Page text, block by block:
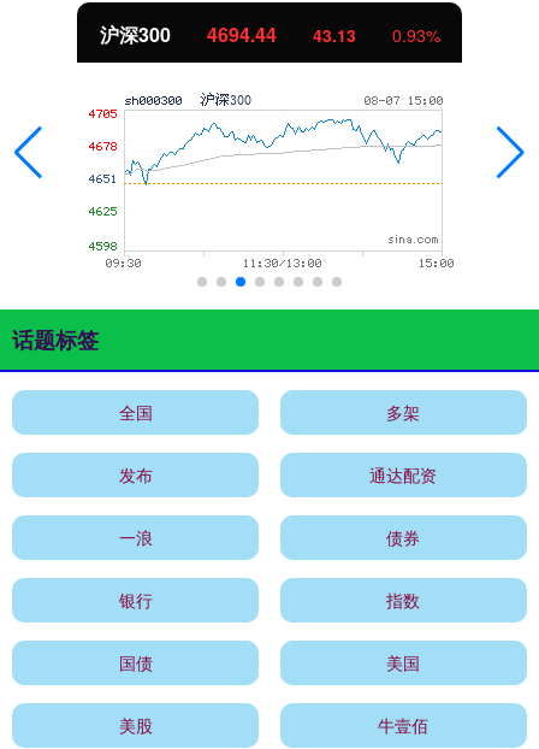
沪深300 4694.44 43.13 0.93%
话题标签
全国 多架
发布 通达配资
一浪 债券
银行 指数
国债 美国
美股 牛壹佰